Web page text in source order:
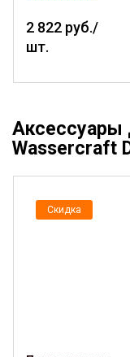
2 822 руб./
шт.
Аксессуары
Wassercraft
Скидка